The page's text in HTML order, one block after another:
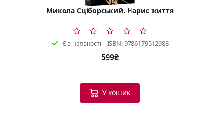
Микола Сціборський. Нарис життя
Є в наявності ISBN: 9786179512988
599₴
У кошик